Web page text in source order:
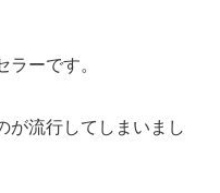
ーです。
が流行してしまいまし